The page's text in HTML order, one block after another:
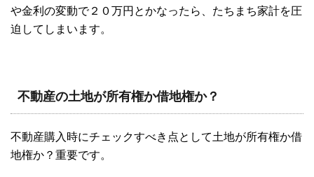
や金利の変動で２０万円とかなったら、たちまち家計を圧
迫してしまいます。
不動産の土地が所有権か借地権か？
不動産購入時にチェックすべき点として土地が所有権か借
地権か？重要です。